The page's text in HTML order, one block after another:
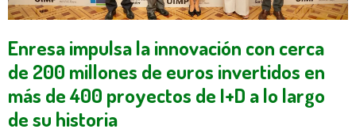
Enresa impulsa la innovación con cerca
de 200 millones de euros invertidos en
más de 400 proyectos de I+D a lo largo
de su historia